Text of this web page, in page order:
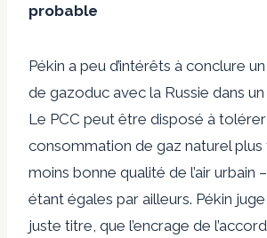
probable
Pékin a peu d’intérêts à conclure
de gazoduc avec la Russie dans
Le PCC peut être disposé à
consommation de gaz naturel plus
moins bonne qualité de l’air urbain
étant égales par ailleurs. Pékin
juste titre, que l’encrage de